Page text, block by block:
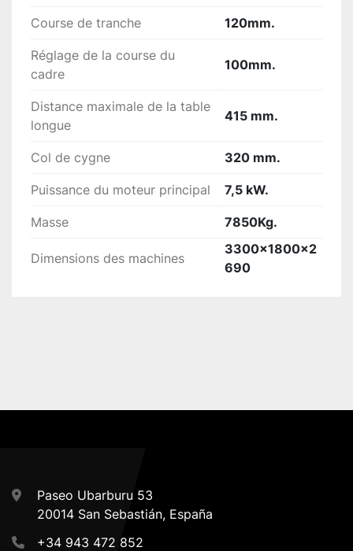
Course de tranche 120mm.
Réglage de la course du
cadre
100mm.
Distance maximale de la table
longue
415 mm.
Col de cygne 320 mm.
Puissance du moteur principal 7,5 kW.
Masse 7850Kg.
Dimensions des machines
3300x1800x2
690
Paseo Ubarburu 53
20014 San Sebastián, España
+34 943 472 852